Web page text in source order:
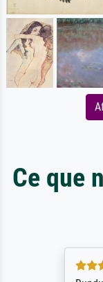
Ce que